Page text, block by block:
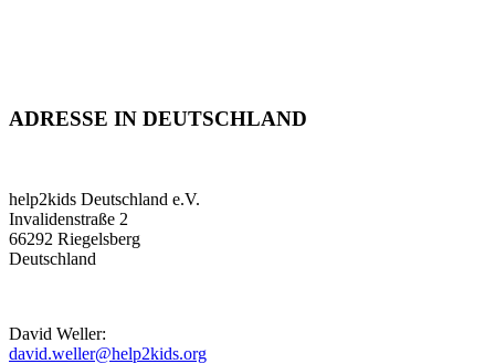
ADRESSE IN DEUTSCHLAND
help2kids Deutschland e.V.
Invalidenstraße 2
66292 Riegelsberg
Deutschland
David Weller:
david.weller@help2kids.org